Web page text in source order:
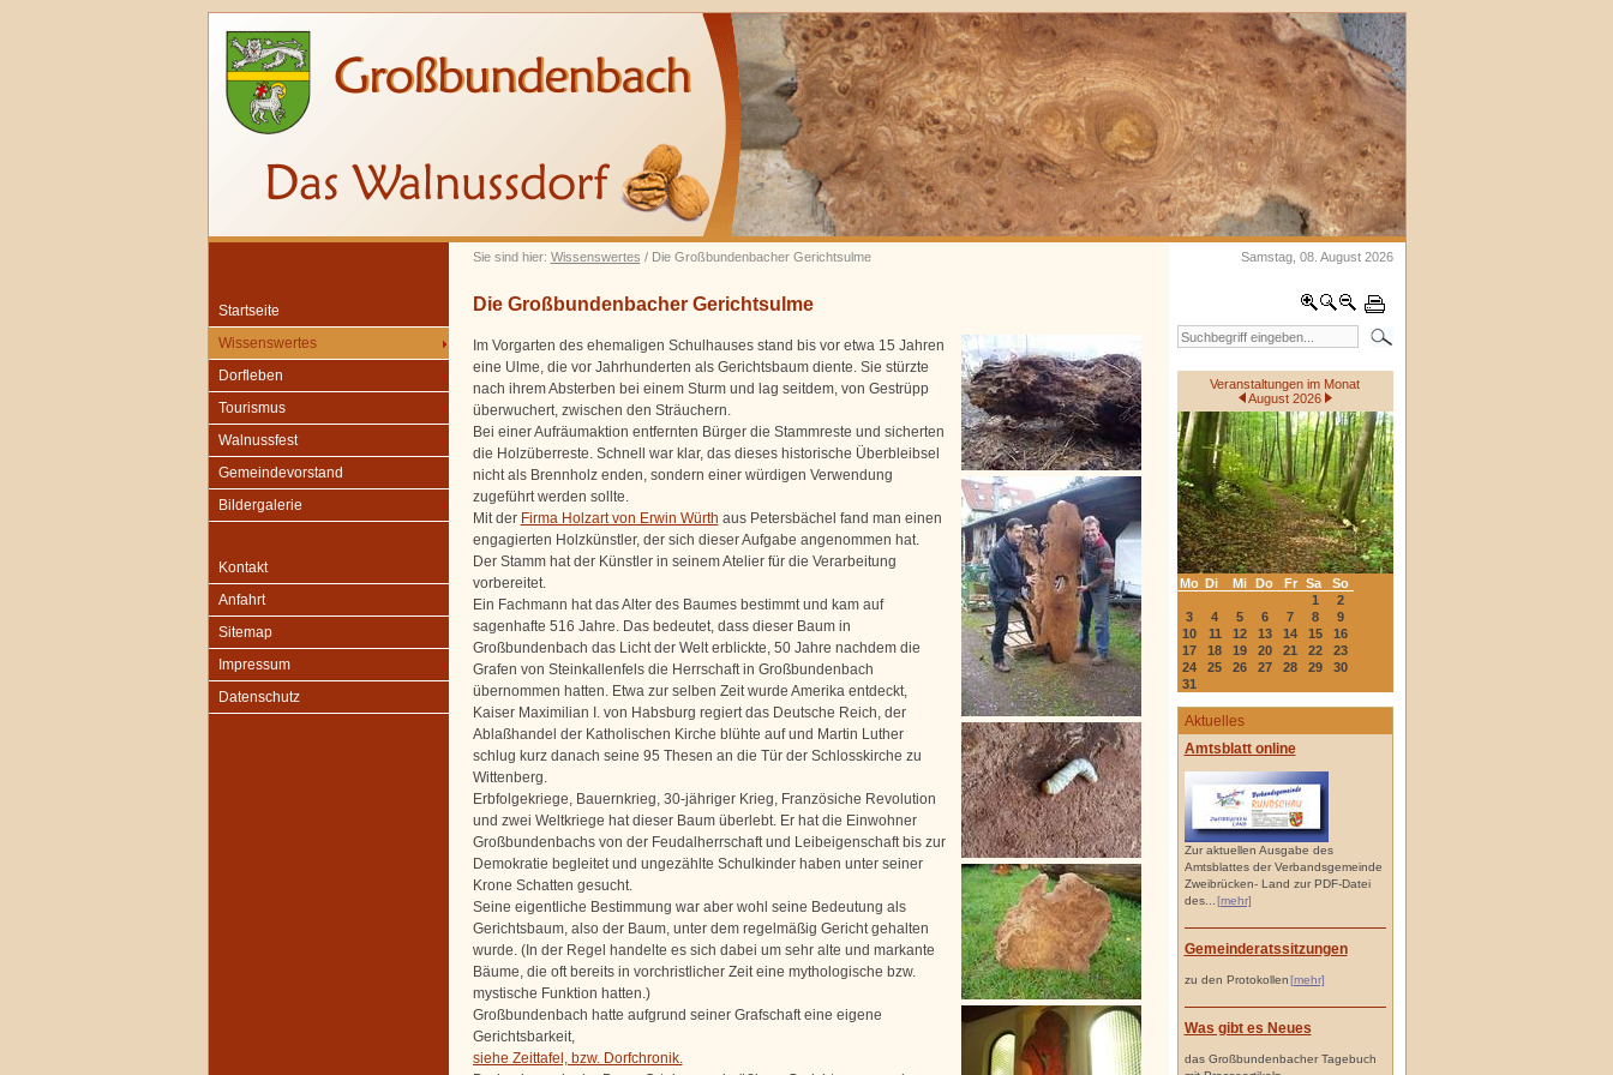
Sie sind hier: Wissenswertes / Die Großbundenbacher Gerichtsulme Samstag, 08. August 2026
Startseite
Wissenswertes
Dorfleben
Tourismus
Walnussfest
Gemeindevorstand
Bildergalerie
Kontakt
Anfahrt
Sitemap
Impressum
Datenschutz
Veranstaltungen im Monat
August 2026
Mo Di Mi Do Fr Sa
So
1
2
3
4 5 6 7 8
9
10
11 12 13 14 15
16
17
18 19 20 21 22
23
24
25 26 27 28 29
30
31
Aktuelles
Amtsblatt online
Zur aktuellen Ausgabe des
Amtsblattes der Verbandsgemeinde
Zweibrücken- Land zur PDF-Datei
des...
[mehr]
Gemeinderatssitzungen
zu den Protokollen[mehr]
Was gibt es Neues
das Großbundenbacher Tagebuch
Die Großbundenbacher Gerichtsulme
Im Vorgarten des ehemaligen Schulhauses stand bis vor etwa 15 Jahren
eine Ulme, die vor Jahrhunderten als Gerichtsbaum diente. Sie stürzte
nach ihrem Absterben bei einem Sturm und lag seitdem, von Gestrüpp
überwuchert, zwischen den Sträuchern.
Bei einer Aufräumaktion entfernten Bürger die Stammreste und sicherten
die Holzüberreste. Schnell war klar, das dieses historische Überbleibsel
nicht als Brennholz enden, sondern einer würdigen Verwendung
zugeführt werden sollte.
Mit der Firma Holzart von Erwin Würth aus Petersbächel fand man einen
engagierten Holzkünstler, der sich dieser Aufgabe angenommen hat.
Der Stamm hat der Künstler in seinem Atelier für die Verarbeitung
vorbereitet.
Ein Fachmann hat das Alter des Baumes bestimmt und kam auf
sagenhafte 516 Jahre. Das bedeutet, dass dieser Baum in
Großbundenbach das Licht der Welt erblickte, 50 Jahre nachdem die
Grafen von Steinkallenfels die Herrschaft in Großbundenbach
übernommen hatten. Etwa zur selben Zeit wurde Amerika entdeckt,
Kaiser Maximilian I. von Habsburg regiert das Deutsche Reich, der
Ablaßhandel der Katholischen Kirche blühte auf und Martin Luther
schlug kurz danach seine 95 Thesen an die Tür der Schlosskirche zu
Wittenberg.
Erbfolgekriege, Bauernkrieg, 30-jähriger Krieg, Französiche Revolution
und zwei Weltkriege hat dieser Baum überlebt. Er hat die Einwohner
Großbundenbachs von der Feudalherrschaft und Leibeigenschaft bis zur
Demokratie begleitet und ungezählte Schulkinder haben unter seiner
Krone Schatten gesucht.
Seine eigentliche Bestimmung war aber wohl seine Bedeutung als
Gerichtsbaum, also der Baum, unter dem regelmäßig Gericht gehalten
wurde. (In der Regel handelte es sich dabei um sehr alte und markante
Bäume, die oft bereits in vorchristlicher Zeit eine mythologische bzw.
mystische Funktion hatten.)
Großbundenbach hatte aufgrund seiner Grafschaft eine eigene
Gerichtsbarkeit,
siehe Zeittafel, bzw. Dorfchronik.